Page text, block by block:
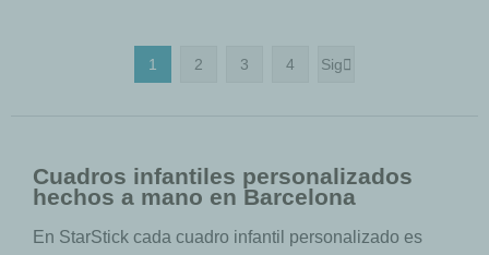
1 2 3 4 Sig
Cuadros infantiles personalizados
hechos a mano en Barcelona
En StarStick cada cuadro infantil personalizado es